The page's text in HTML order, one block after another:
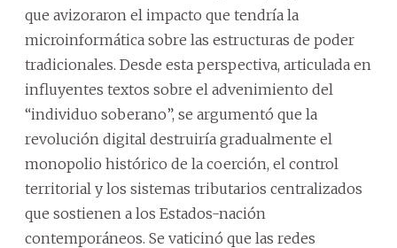
que avizoraron el impacto que tendría la
microinformática sobre las estructuras de poder
tradicionales. Desde esta perspectiva, articulada en
influyentes textos sobre el advenimiento del
“individuo soberano”, se argumentó que la
revolución digital destruiría gradualmente el
monopolio histórico de la coerción, el control
territorial y los sistemas tributarios centralizados
que sostienen a los Estados-nación
contemporáneos. Se vaticinó que las redes